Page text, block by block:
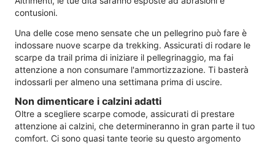
contusioni.
Una delle cose meno sensate che un pellegrino può fare è
indossare nuove scarpe da trekking. Assicurati di rodare le
scarpe da trail prima di iniziare il pellegrinaggio, ma fai
attenzione a non consumare l'ammortizzazione. Ti basterà
indossarli per almeno una settimana prima di uscire.
Non dimenticare i calzini adatti
Oltre a scegliere scarpe comode, assicurati di prestare
attenzione ai calzini, che determineranno in gran parte il tuo
comfort. Ci sono quasi tante teorie su questo argomento